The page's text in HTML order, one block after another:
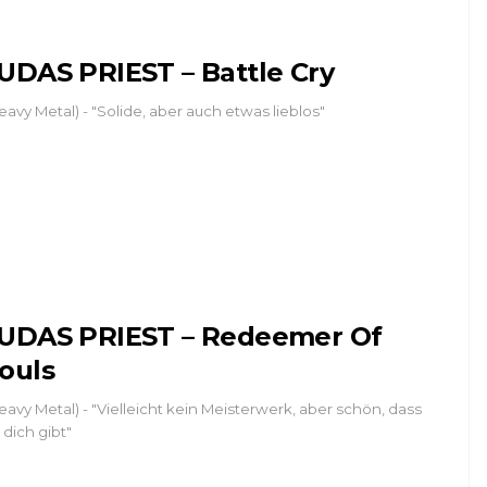
PRIEST – Battle Cry
Metal) - "Solide, aber auch etwas lieblos"
PRIEST – Redeemer Of
Metal) - "Vielleicht kein Meisterwerk, aber schön, dass
dich gibt"